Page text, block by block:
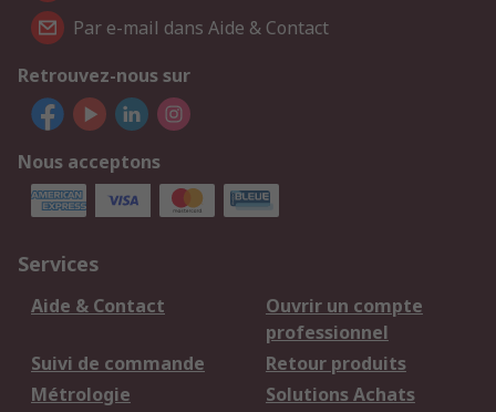
Par e-mail dans Aide & Contact
Retrouvez-nous sur
Nous acceptons
Services
Aide & Contact
Ouvrir un compte
professionnel
Suivi de commande
Retour produits
Métrologie
Solutions Achats